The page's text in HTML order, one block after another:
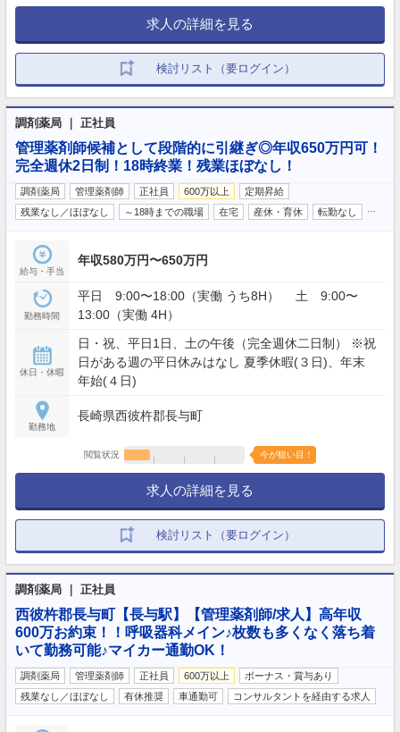
求人の詳細を見る
検討リスト（要ログイン）
調剤薬局 ｜ 正社員
管理薬剤師候補として段階的に引継ぎ◎年収650万円可！
完全週休2日制！18時終業！残業ほぼなし！
調剤薬局 管理薬剤師 正社員 600万以上
定期昇給
残業なし／ほぼなし
～18時までの職場 在宅 産休・育休 転勤なし
給与・手当
年収580万円〜650万円
勤務時間
平日 9:00〜18:00（実働 うち8H） 土 9:00〜
13:00（実働 4H）
休日・休暇
日・祝、平日1日、土の午後（完全週休二日制） ※祝
日がある週の平日休みはなし 夏季休暇(３日)、年末
年始(４日)
勤務地
長崎県西彼杵郡長与町
閲覧状況 今が狙い目！
求人の詳細を見る
検討リスト（要ログイン）
調剤薬局 ｜ 正社員
西彼杵郡長与町【長与駅】【管理薬剤師/求人】高年収
600万お約束！！呼吸器科メイン♪枚数も多くなく落ち着
いて勤務可能♪マイカー通勤OK！
調剤薬局 管理薬剤師 正社員 600万以上
ボーナス・賞与あり
残業なし／ほぼなし
有休推奨 車通勤可 コンサルタントを経由する求人